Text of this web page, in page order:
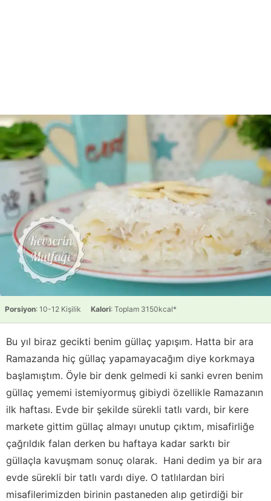
Porsiyon: 10-12 Kişilik Kalori: Toplam 3150kcal*
Bu yıl biraz gecikti benim güllaç yapışım. Hatta bir ara
Ramazanda hiç güllaç yapamayacağım diye korkmaya
başlamıştım. Öyle bir denk gelmedi ki sanki evren benim
güllaç yememi istemiyormuş gibiydi özellikle Ramazanın
ilk haftası. Evde bir şekilde sürekli tatlı vardı, bir kere
markete gittim güllaç almayı unutup çıktım, misafirliğe
çağrıldık falan derken bu haftaya kadar sarktı bir
güllaçla kavuşmam sonuç olarak. Hani dedim ya bir ara
evde sürekli bir tatlı vardı diye. O tatlılardan biri
misafilerimizden birinin pastaneden alıp getirdiği bir